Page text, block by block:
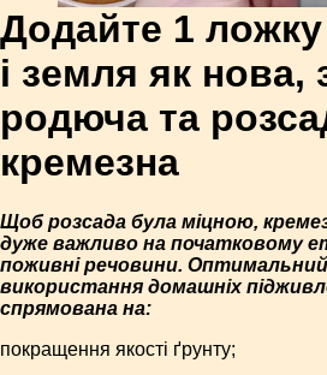
Додайте 1
і земля як нова,
родюча та
кремезна
Щоб розсада була міцною,
дуже важливо на початковому
поживні речовини.
використання домашніх
спрямована на:
покращення якості ґрунту;